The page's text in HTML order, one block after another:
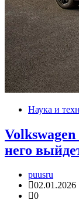
Наука и
него
puusru
02.01.2026
0